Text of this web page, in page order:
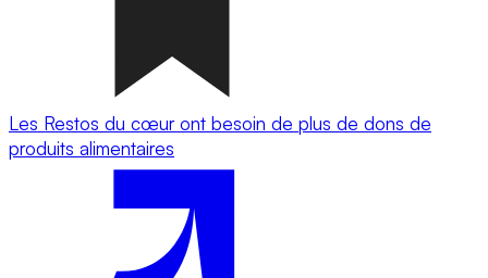
Les Restos du cœur ont besoin de plus de dons de
produits alimentaires